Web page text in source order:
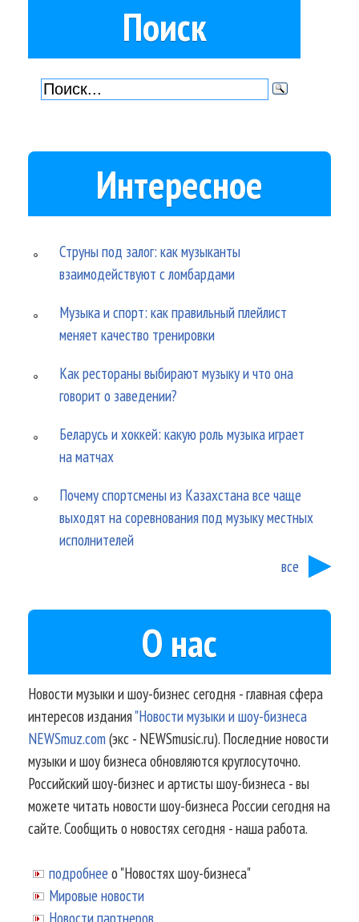
Поиск
Интересное
Струны под залог: как музыканты
взаимодействуют с ломбардами
Музыка и спорт: как правильный плейлист
меняет качество тренировки
Как рестораны выбирают музыку и что она
говорит о заведении?
Беларусь и хоккей: какую роль музыка играет
на матчах
Почему спортсмены из Казахстана все чаще
выходят на соревнования под музыку местных
исполнителей
все
О нас
Новости музыки и шоу-бизнес сегодня - главная сфера
интересов издания"Новости музыки и шоу-бизнеса
NEWSmuz.com(экс - NEWSmusic.ru). Последние новости
музыки и шоу бизнеса обновляются круглосуточно.
Российский шоу-бизнес и артисты шоу-бизнеса - вы
можете читать новости шоу-бизнеса России сегодня на
сайте. Сообщить о новостях сегодня - наша работа.
подробнее о "Новостях шоу-бизнеса"
Мировые новости
Новости партнеров